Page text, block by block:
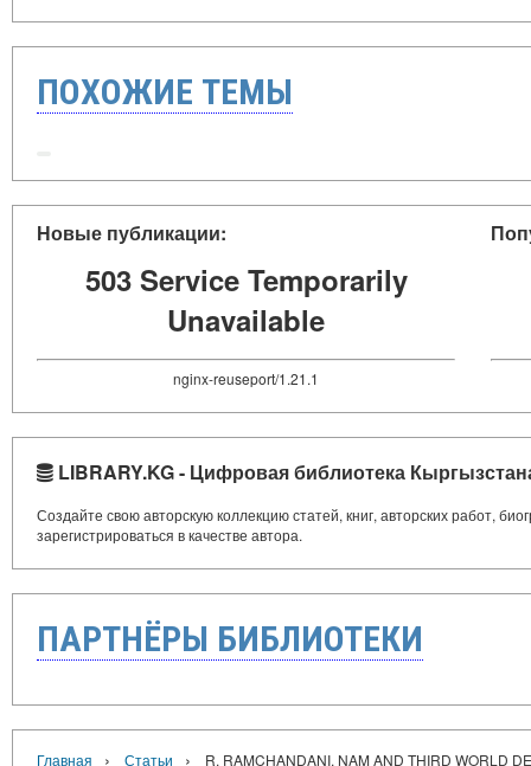
ПОХОЖИЕ ТЕМЫ
Новые публикации:
503 Service Temporarily
Unavailable
nginx-reuseport/1.21.1
LIBRARY.KG - Цифровая библиотека
Создайте свою авторскую коллекцию статей, книг, авторских работ,
зарегистрироваться в качестве автора.
ПАРТНЁРЫ БИБЛИОТЕКИ
Главная › Статьи › R. RAMCHANDANI. NAM AND THIRD WORLD